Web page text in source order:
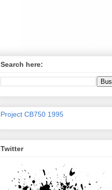
Search here:
Project CB750 1995
Twitter